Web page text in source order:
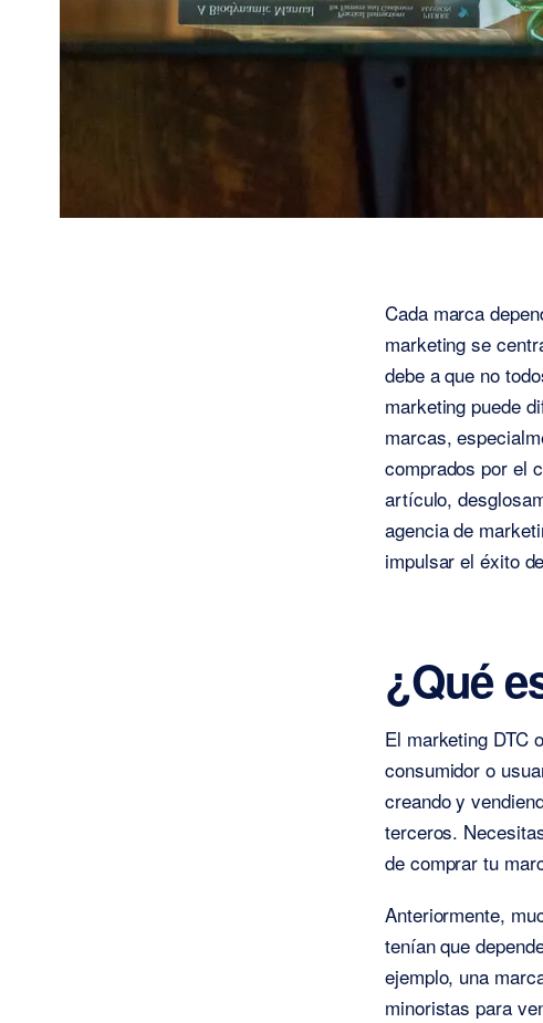
Cada marca
marketing se
debe a que no
marketing puede
marcas,
comprados por el
artículo,
agencia de
impulsar el éxito
¿Qué
El marketing DTC
consumidor o
creando y
terceros.
de comprar tu
Anteriormente,
tenían que
ejemplo, una
minoristas para